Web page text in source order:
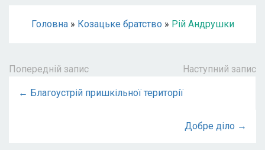
Головна» Козацьке братство » Рій Андрушки
Попередній запис Наступний запис
← Благоустрій пришкільної території
Добре діло →